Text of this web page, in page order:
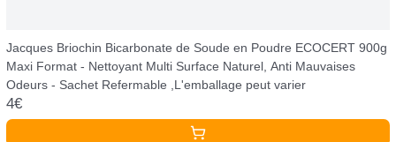
Jacques Briochin Bicarbonate de Soude en Poudre ECOCERT 900g
Maxi Format - Nettoyant Multi Surface Naturel, Anti Mauvaises
Odeurs - Sachet Refermable ,L'emballage peut varier
4€